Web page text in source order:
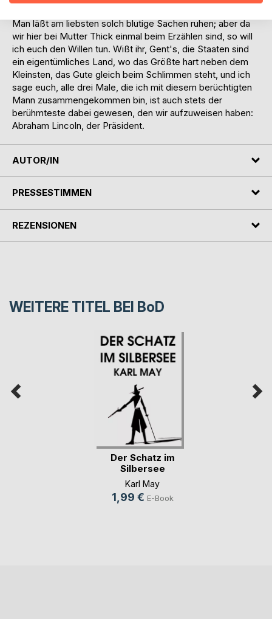
Man läßt am liebsten solch blutige Sachen ruhen; aber da
wir hier bei Mutter Thick einmal beim Erzählen sind, so will
ich euch den Willen tun. Wißt ihr, Gent's, die Staaten sind
ein eigentümliches Land, wo das Größte hart neben dem
Kleinsten, das Gute gleich beim Schlimmen steht, und ich
sage euch, alle drei Male, die ich mit diesem berüchtigten
Mann zusammengekommen bin, ist auch stets der
berühmteste dabei gewesen, den wir aufzuweisen haben:
Abraham Lincoln, der Präsident.
AUTOR/IN
PRESSESTIMMEN
REZENSIONEN
WEITERE TITEL BEI BoD
Der Schatz im
Silbersee
Karl May
1,99 € E-Book